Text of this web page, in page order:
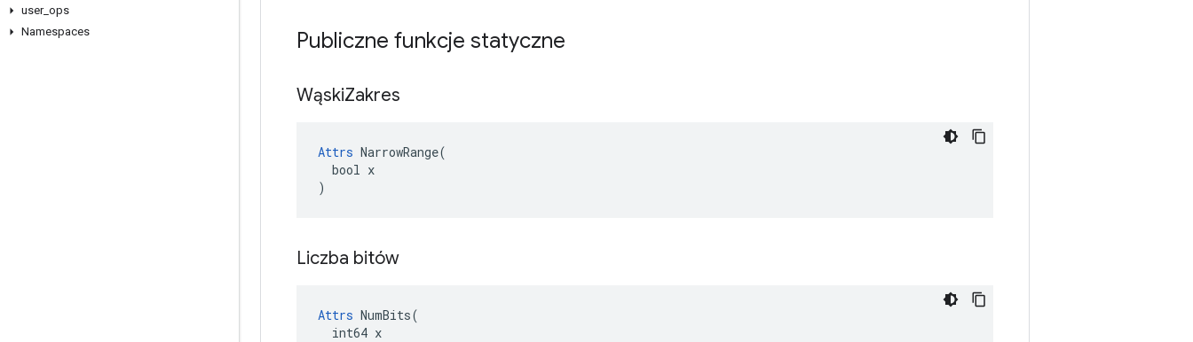
user_ ops
Namespaces
Publiczne funkcje statyczne
WąskiZakres
Attrs NarrowRange(
  bool x
)
Liczba bitów
Attrs NumBits(
  int64 x